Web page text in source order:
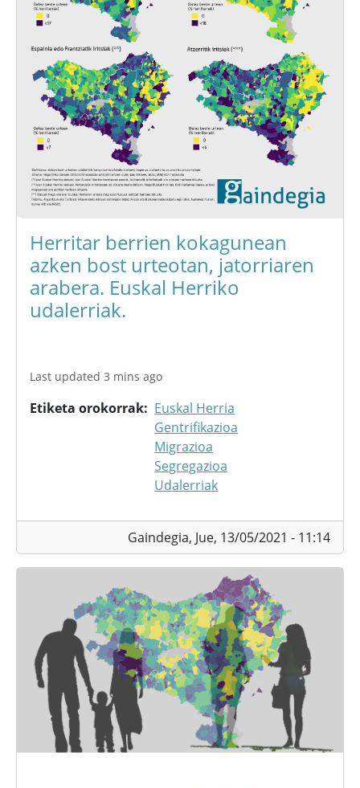
Herritar berrien kokagunean
azken bost urteotan, jatorriaren
arabera. Euskal Herriko
udalerriak.
Last updated 3 mins ago
Etiketa orokorrak
Euskal Herria
Gentrifikazioa
Migrazioa
Segregazioa
Udalerriak
Gaindegia, Jue, 13/05/2021 - 11:14